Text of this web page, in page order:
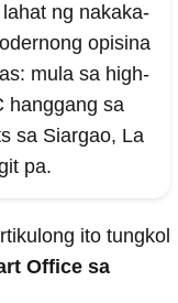
ng nakaka-
opisina
mula sa high-
hanggang sa
sa Siargao, La
pa.
ito tungkol
Office sa